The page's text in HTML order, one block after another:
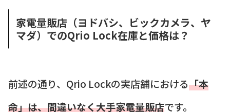
家電量販店（ヨドバシ、ビックカメラ、ヤ
マダ）でのQrio Lock在庫と価格は？
前述の通り、Qrio Lockの実店舗における「本
命」は、間違いなく大手家電量販店です。